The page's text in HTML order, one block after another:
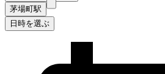
茅場町駅
日時を選ぶ